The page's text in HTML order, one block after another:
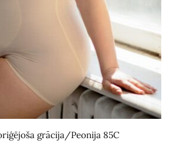
grācija/Peonija 85C